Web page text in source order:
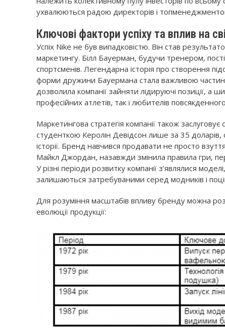
ухвалюються радою директорів і
Ключові фактори успіху та вплив на
Успіх Nike не був випадковістю. Він став
маркетингу. Білл Бауерман, будучи тренером,
спортсменів. Легендарна історія про створення
форми дружини Бауермана стала важливою
дозволила компанії зайняти лідируючі позиції, а
професійних атлетів, так і любителів
Маркетингова стратегія компанії також
студенткою Керолін Девідсон лише за 35 доларів,
історії. Бренд навчився продавати не просто
Майкл Джордан, назавжди змінила правила гри,
У різні періоди розвитку компанії з’являлися
залишаються затребуваними серед модників і
Для розуміння масштабів впливу бренду можна
еволюції продукції: